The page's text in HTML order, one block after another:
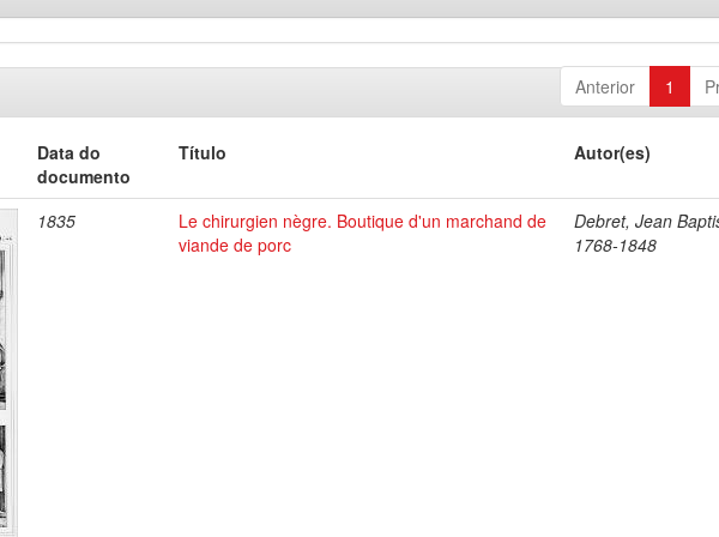
Anterior 1
Data do
documento
Título Autor(es)
1835
Le chirurgien nègre. Boutique d'un marchand de
viande de porc
Debret, Jean
1768-1848